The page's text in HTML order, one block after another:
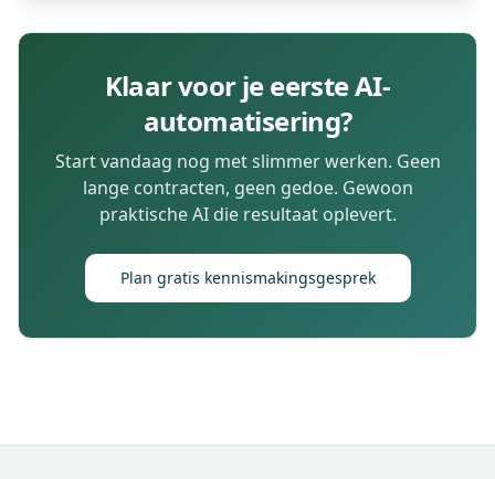
Klaar voor je eerste AI-
automatisering?
Start vandaag nog met slimmer werken. Geen
lange contracten, geen gedoe. Gewoon
praktische AI die resultaat oplevert.
Plan gratis kennismakingsgesprek